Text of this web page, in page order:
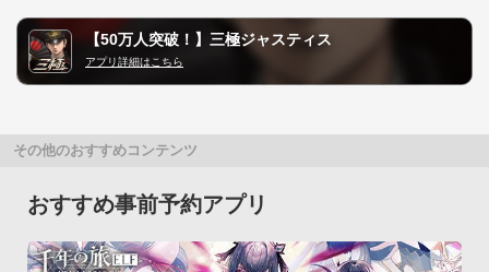
【50万人突破！】三極ジャスティス
アプリ詳細はこちら
その他のおすすめコンテンツ
おすすめ事前予約アプリ